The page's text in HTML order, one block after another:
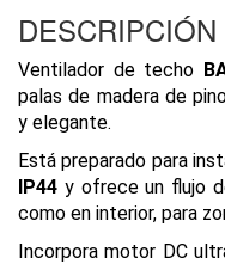
Ventilador de techo
palas de madera de
y elegante.
Está preparado para
IP44 y ofrece un flujo
como en interior, para
Incorpora motor DC